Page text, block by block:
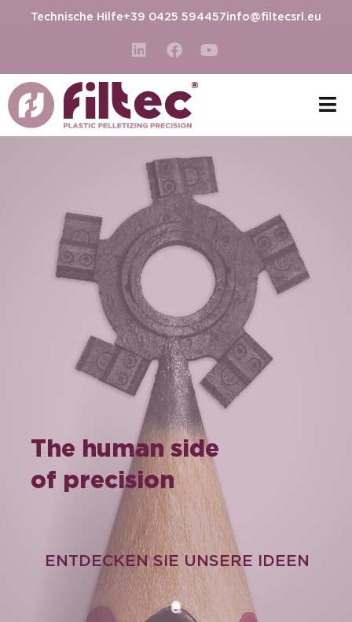
Technische Hilfe+39 0425 594457info@filtecsrl.eu
ENTDECKEN SIE UNSERE IDEEN
The human side
of precision